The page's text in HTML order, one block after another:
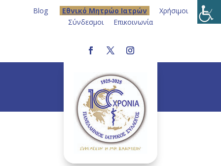
Blog Eθνικό Μητρώο Ιατρών
Χρήσιμοι
Σύνδεσμοι
Επικοινωνία